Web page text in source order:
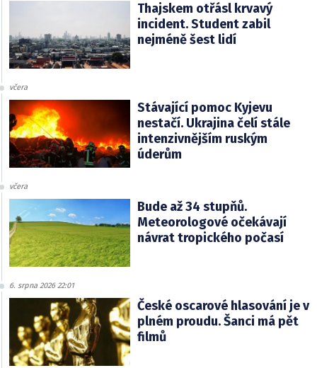
Thajskem otřásl krvavý
incident. Student zabil
nejméně šest lidí
včera
Stávající pomoc Kyjevu
nestačí. Ukrajina čelí stále
intenzivnějším ruským
úderům
včera
Bude až 34 stupňů.
Meteorologové očekávají
návrat tropického počasí
6. srpna 2026 22:01
České oscarové hlasování je v
plném proudu. Šanci má pět
filmů